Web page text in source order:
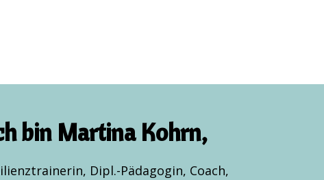
bin Martina Kohrn,
Dipl.-Pädagogin, Coach,